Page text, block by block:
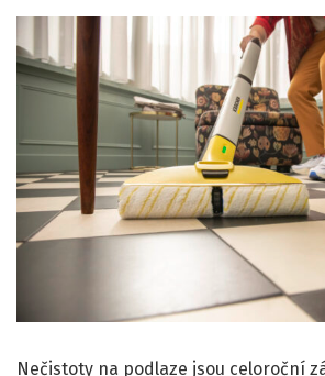
Nečistoty na podlaze jsou celoroční